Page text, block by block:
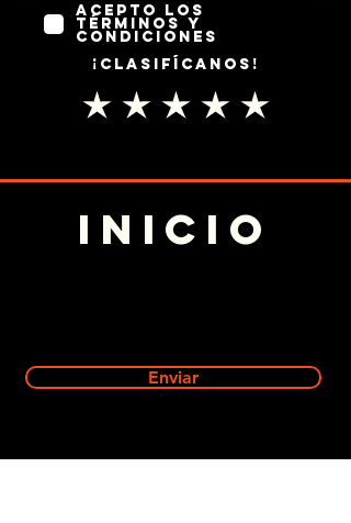
Acepto los
términos y
condiciones
¡Clasifícanos!
Enviar
INICIO